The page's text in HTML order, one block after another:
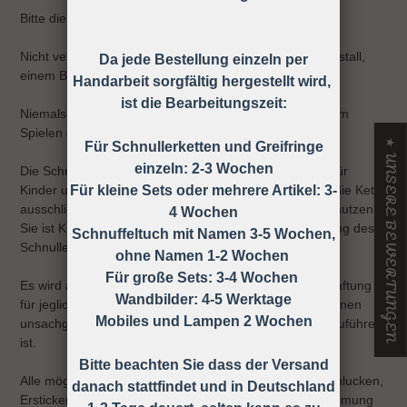
Bitte die Schnullerkette nur an der Kleidung befestigen!
Nicht verwenden, wenn der Säugling sich in einem Laufstall,
einem Bett oder einer Wiege befindet
Niemals die Schnullerkette dem Kind ohne Schnuller zum
Spielen geben.
Die Schnullerkette darf nicht unbefestigt als Spielzeug für
Kinder unter 36 Monaten verwendet werden, daher ist die Kette
ausschließlich unter Aufsicht eines Erwachsenen zu benutzen!
Sie ist KEIN Spielzeug, sondern dient nur zur Befestigung des
Schnullers an der Kleidung.
Es wird ausdrücklich darauf hingewiesen, dass keine Haftung
für jegliche Art von Risiken übernommen wird, die auf einen
unsachgemäßen Gebrauch der Schnullerkette zurück zuführen
ist.
Alle möglichen Unfälle und Verletzungen wie z.B. Verschlucken,
Ersticken, Strangulieren ect. können durch die Wahrnehmung
★ UNSERE BEWERTUNGEN
Da jede Bestellung einzeln per
Handarbeit sorgfältig hergestellt wird,
ist die Bearbeitungszeit:
Für Schnullerketten und Greifringe
einzeln: 2-3 Wochen
Für kleine Sets oder mehrere Artikel: 3-
4 Wochen
Schnuffeltuch mit Namen 3-5 Wochen,
ohne Namen 1-2 Wochen
Für große Sets: 3-4 Wochen
Wandbilder: 4-5 Werktage
Mobiles und Lampen 2 Wochen
Bitte beachten Sie dass der Versand
danach stattfindet und in Deutschland